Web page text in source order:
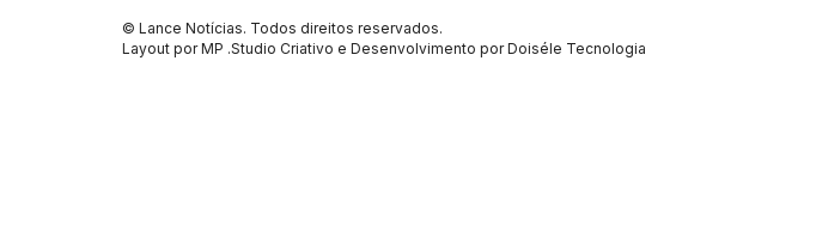
© Lance Notícias. Todos direitos reservados.
Layout porMP .Studio Criativo e Desenvolvimento porDoiséle Tecnologia